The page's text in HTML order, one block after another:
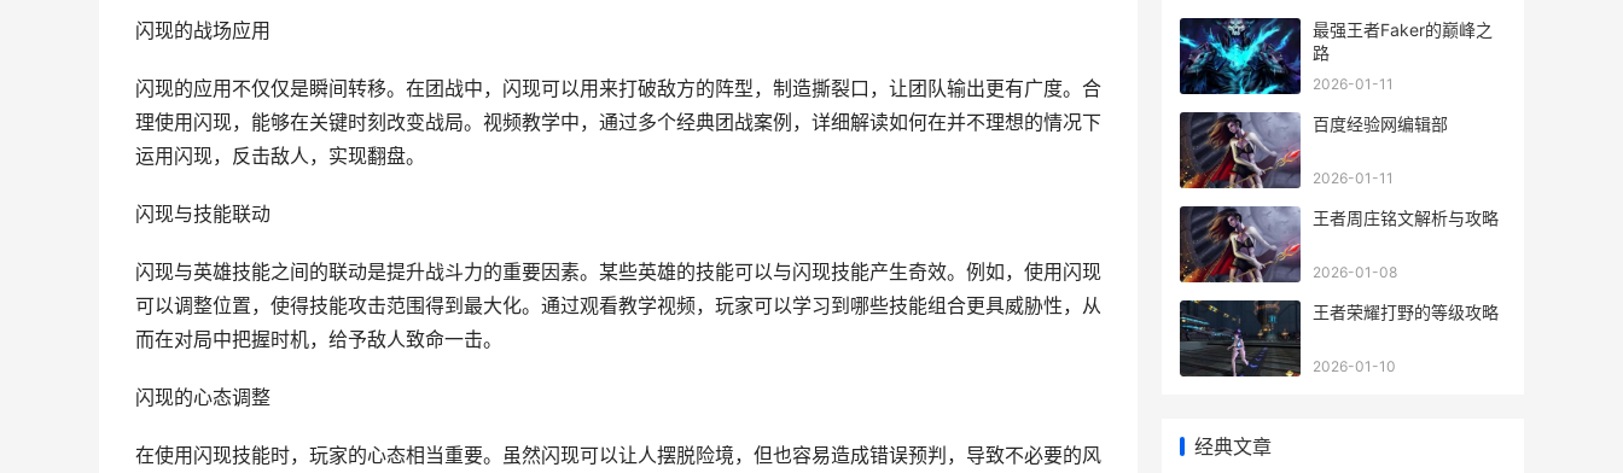
闪现的战场应用
闪现的应用不仅仅是瞬间转移。在团战中，闪现可以用来打破敌方的阵型，制造撕裂口，让团队输出更有广度。合
理使用闪现，能够在关键时刻改变战局。视频教学中，通过多个经典团战案例，详细解读如何在并不理想的情况下
运用闪现，反击敌人，实现翻盘。
闪现与技能联动
闪现与英雄技能之间的联动是提升战斗力的重要因素。某些英雄的技能可以与闪现技能产生奇效。例如，使用闪现
可以调整位置，使得技能攻击范围得到最大化。通过观看教学视频，玩家可以学习到哪些技能组合更具威胁性，从
而在对局中把握时机，给予敌人致命一击。
闪现的心态调整
在使用闪现技能时，玩家的心态相当重要。虽然闪现可以让人摆脱险境，但也容易造成错误预判，导致不必要的风
最强王者Faker的巅峰之
路
2026-01-11
百度经验网编辑部
2026-01-11
王者周庄铭文解析与攻略
2026-01-08
王者荣耀打野的等级攻略
2026-01-10
经典文章